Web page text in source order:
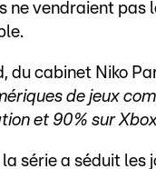
ne vendraient pas
du cabinet Niko
de jeux
et 90% sur
la série a séduit